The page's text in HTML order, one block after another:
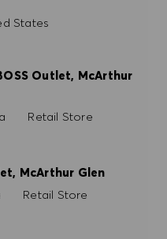
States
Outlet, McArthur
Kategorie
Retail Store
McArthur Glen
Kategorie
Retail Store